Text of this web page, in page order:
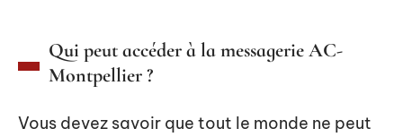
Qui peut accéder à la messagerie AC-
Montpellier ?
Vous devez savoir que tout le monde ne peut